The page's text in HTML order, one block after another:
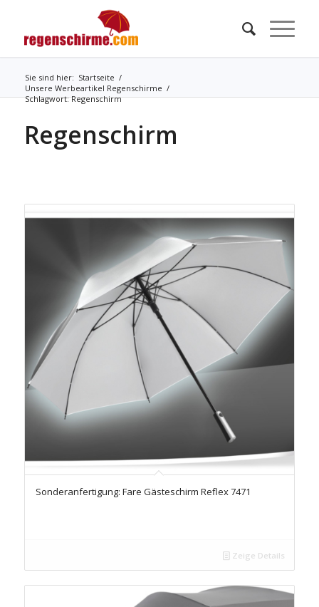
Sie sind hier: Startseite /
Unsere Werbeartikel Regenschirme /
Schlagwort: Regenschirm
Regenschirm
Sonderanfertigung: Fare Gästeschirm Reflex 7471
Zeige Details